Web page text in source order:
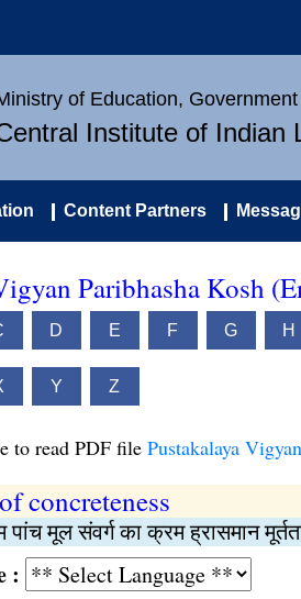
of Education,
Institute of Indian
Content Partners
Paribhasha Kosh
D E F G H
Y Z
to read PDF file Pustakalaya
concreteness
पांच मूल संवर्ग का क्रम ह्रासमान
: